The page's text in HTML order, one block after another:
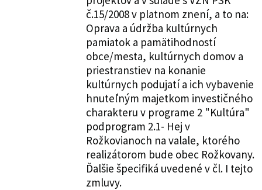
č.15/2008 v platnom znení, a to na:
Oprava a údržba kultúrnych
pamiatok a pamätihodností
obce/mesta, kultúrnych domov a
priestranstiev na konanie
kultúrnych podujatí a ich vybavenie
hnuteľným majetkom investičného
charakteru v programe 2 "Kultúra"
podprogram 2.1- Hej v
Rožkovianoch na valale, ktorého
realizátorom bude obec Rožkovany.
Ďalšie špecifiká uvedené v čl. I tejto
zmluvy.